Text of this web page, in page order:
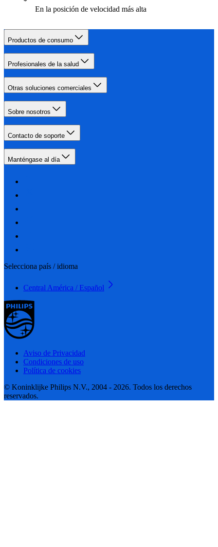
En la posición de velocidad más alta
Productos de consumo
Profesionales de la salud
Otras soluciones comerciales
Sobre nosotros
Contacto de soporte
Manténgase al día
Selecciona país / idioma
Central América / Español
Aviso de Privacidad
Condiciones de uso
Política de cookies
© Koninklijke Philips N.V., 2004 - 2026. Todos los derechos
reservados.